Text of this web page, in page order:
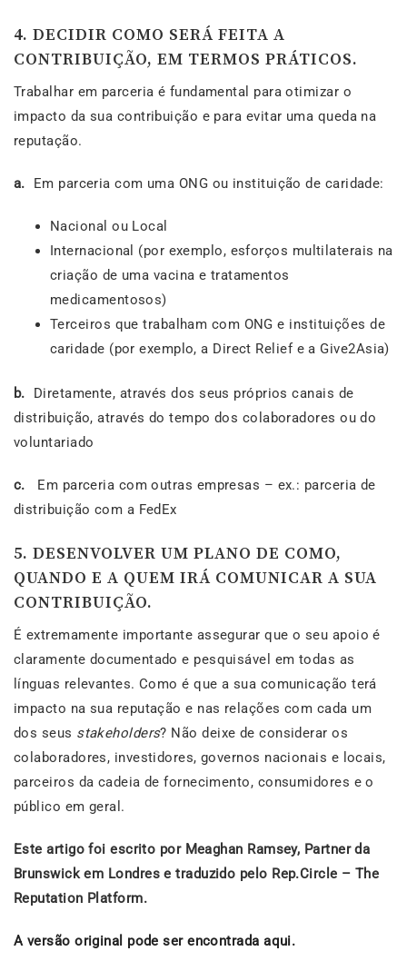
4. DECIDIR COMO SERÁ FEITA A
CONTRIBUIÇÃO, EM TERMOS PRÁTICOS.
Trabalhar em parceria é fundamental para otimizar o
impacto da sua contribuição e para evitar uma queda na
reputação.
a. Em parceria com uma ONG ou instituição de caridade:
Nacional ou Local
Internacional (por exemplo, esforços multilaterais na
criação de uma vacina e tratamentos
medicamentosos)
Terceiros que trabalham com ONG e instituições de
caridade (por exemplo, a Direct Relief e a Give2Asia)
b. Diretamente, através dos seus próprios canais de
distribuição, através do tempo dos colaboradores ou do
voluntariado
c. Em parceria com outras empresas – ex.: parceria de
distribuição com a FedEx
5. DESENVOLVER UM PLANO DE COMO,
QUANDO E A QUEM IRÁ COMUNICAR A SUA
CONTRIBUIÇÃO.
É extremamente importante assegurar que o seu apoio é
claramente documentado e pesquisável em todas as
línguas relevantes. Como é que a sua comunicação terá
impacto na sua reputação e nas relações com cada um
dos seus stakeholders? Não deixe de considerar os
colaboradores, investidores, governos nacionais e locais,
parceiros da cadeia de fornecimento, consumidores e o
público em geral.
Este artigo foi escrito por Meaghan Ramsey, Partner da
Brunswick em Londres e traduzido pelo Rep.Circle – The
Reputation Platform.
A versão original pode ser encontrada aqui.